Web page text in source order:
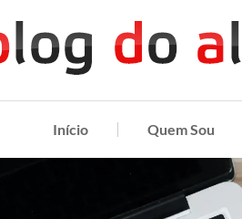
Início Quem Sou